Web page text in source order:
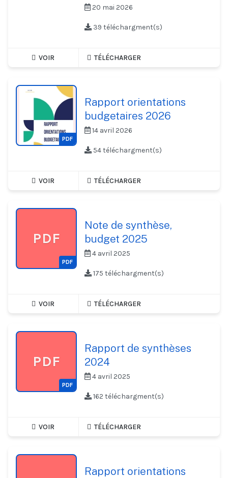
20 mai 2026
39 téléchargment(s)
VOIR TÉLÉCHARGER
PDF
Rapport orientations
budgetaires 2026
14 avril 2026
54 téléchargment(s)
VOIR TÉLÉCHARGER
PDF
PDF
Note de synthèse,
budget 2025
4 avril 2025
175 téléchargment(s)
VOIR TÉLÉCHARGER
PDF
PDF
Rapport de synthèses
2024
4 avril 2025
162 téléchargment(s)
VOIR TÉLÉCHARGER
Rapport orientations